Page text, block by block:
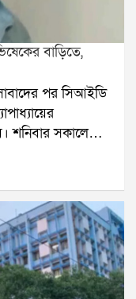
বাড়িতে,
পর সিআইডি
শনিবার সকালে
ভবনে
দফতর থেকে
কালীঘাটের
ঠিক কী তথ্য
তাঁকে ফের তলব
মেদিনীপুরের
রাতে সুমিতকে
দিয়েই শনিবার